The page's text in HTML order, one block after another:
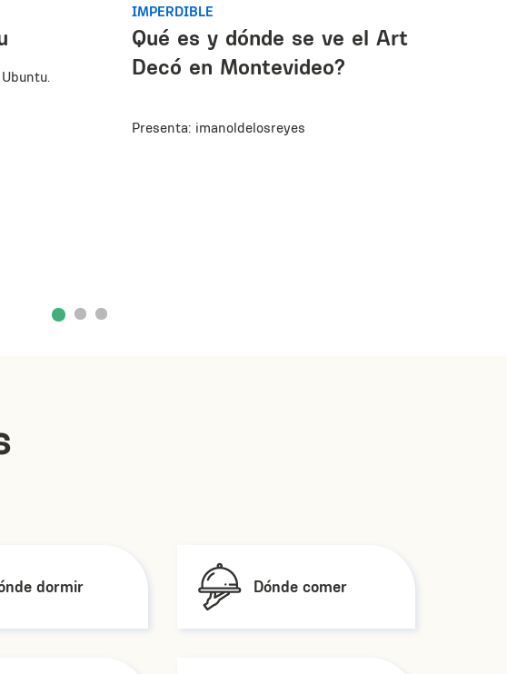
IMPERDIBLE
Qué es y dónde se ve el Art
Decó en Montevideo?
Presenta: imanoldelosreyes
dormir Dónde comer